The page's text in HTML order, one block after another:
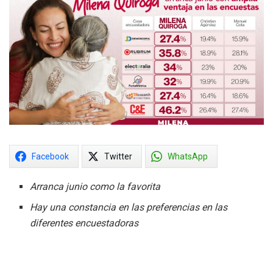
Facebook Twitter WhatsApp
Arranca junio como la favorita
Hay una constancia en las preferencias en las
diferentes encuestadoras